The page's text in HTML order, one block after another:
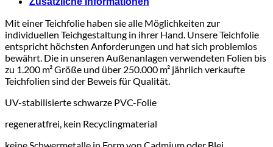
Mit einer Teichfolie haben sie alle Möglichkeiten zur
individuellen Teichgestaltung in ihrer Hand. Unsere Teichfolie
entspricht höchsten Anforderungen und hat sich problemlos
bewährt. Die in unseren Außenanlagen verwendeten Folien bis
zu 1.200 m² Größe und über 250.000 m² jährlich verkaufte
Teichfolien sind der Beweis für Qualität.
UV-stabilisierte schwarze PVC-Folie
regeneratfrei, kein Recyclingmaterial